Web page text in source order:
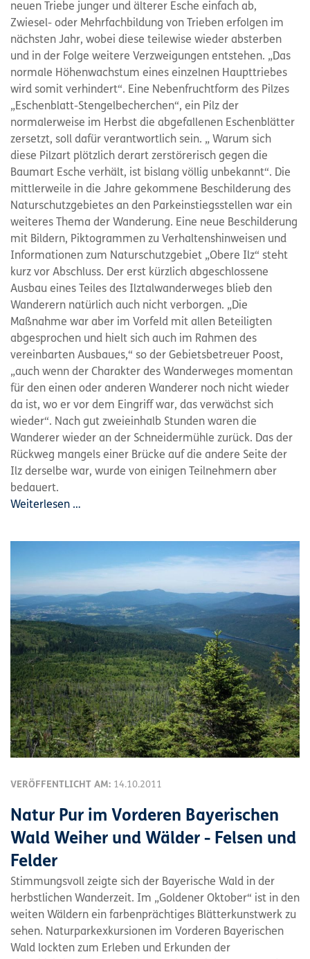
neuen Triebe junger und älterer Esche einfach ab,
Zwiesel- oder Mehrfachbildung von Trieben erfolgen im
nächsten Jahr, wobei diese teilewise wieder absterben
und in der Folge weitere Verzweigungen entstehen. „Das
normale Höhenwachstum eines einzelnen Haupttriebes
wird somit verhindert“. Eine Nebenfruchtform des Pilzes
„Eschenblatt-Stengelbecherchen“, ein Pilz der
normalerweise im Herbst die abgefallenen Eschenblätter
zersetzt, soll dafür verantwortlich sein. „ Warum sich
diese Pilzart plötzlich derart zerstörerisch gegen die
Baumart Esche verhält, ist bislang völlig unbekannt“. Die
mittlerweile in die Jahre gekommene Beschilderung des
Naturschutzgebietes an den Parkeinstiegsstellen war ein
weiteres Thema der Wanderung. Eine neue Beschilderung
mit Bildern, Piktogrammen zu Verhaltenshinweisen und
Informationen zum Naturschutzgebiet „Obere Ilz“ steht
kurz vor Abschluss. Der erst kürzlich abgeschlossene
Ausbau eines Teiles des Ilztalwanderweges blieb den
Wanderern natürlich auch nicht verborgen. „Die
Maßnahme war aber im Vorfeld mit allen Beteiligten
abgesprochen und hielt sich auch im Rahmen des
vereinbarten Ausbaues,“ so der Gebietsbetreuer Poost,
„auch wenn der Charakter des Wanderweges momentan
für den einen oder anderen Wanderer noch nicht wieder
da ist, wo er vor dem Eingriff war, das verwächst sich
wieder“. Nach gut zweieinhalb Stunden waren die
Wanderer wieder an der Schneidermühle zurück. Das der
Rückweg mangels einer Brücke auf die andere Seite der
Ilz derselbe war, wurde von einigen Teilnehmern aber
bedauert.
Weiterlesen …
VERÖFFENTLICHT AM: 14.10.2011
Natur Pur im Vorderen Bayerischen
Wald Weiher und Wälder - Felsen und
Felder
Stimmungsvoll zeigte sich der Bayerische Wald in der
herbstlichen Wanderzeit. Im „Goldener Oktober“ ist in den
weiten Wäldern ein farbenprächtiges Blätterkunstwerk zu
sehen. Naturparkexkursionen im Vorderen Bayerischen
Wald lockten zum Erleben und Erkunden der